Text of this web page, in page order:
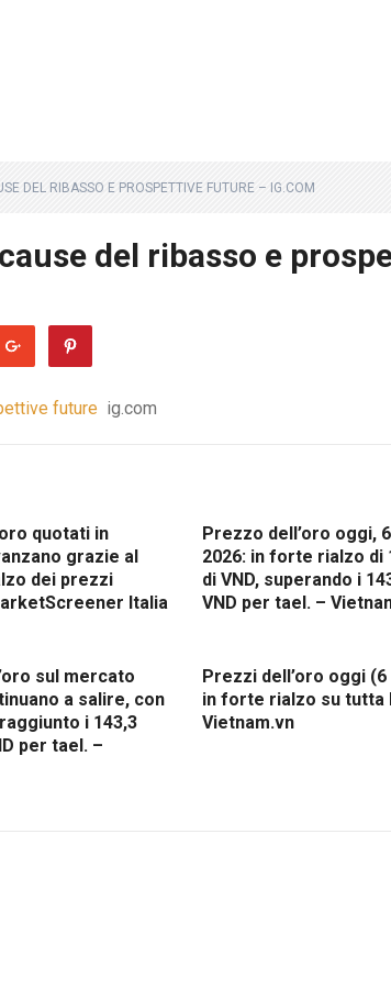
DEL RIBASSO E PROSPETTIVE FUTURE – IG.COM
del ribasso e
future ig.com
quotati in
grazie al
dei prezzi
Italia
Prezzo dell’oro oggi,
2026: in forte rialzo di
di VND, superando i
VND per tael. –
sul mercato
a salire, con
i 143,3
per tael. –
Prezzi dell’oro oggi
in forte rialzo su tutta
Vietnam.vn